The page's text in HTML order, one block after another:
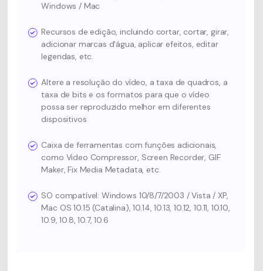
Windows / Mac
Recursos de edição, incluindo cortar, cortar, girar,
adicionar marcas d'água, aplicar efeitos, editar
legendas, etc.
Altere a resolução do vídeo, a taxa de quadros, a
taxa de bits e os formatos para que o vídeo
possa ser reproduzido melhor em diferentes
dispositivos
Caixa de ferramentas com funções adicionais,
como Video Compressor, Screen Recorder, GIF
Maker, Fix Media Metadata, etc.
SO compatível: Windows 10/8/7/2003 / Vista / XP,
Mac OS 10.15 (Catalina), 10.14, 10.13, 10.12, 10.11, 10.10,
10.9, 10.8, 10.7, 10.6